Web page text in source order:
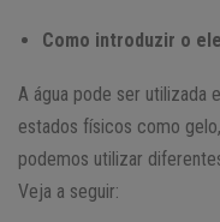
Como introduzir o
A água pode ser utilizada
estados físicos como
podemos utilizar
Veja a seguir: